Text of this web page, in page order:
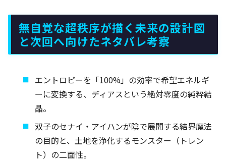
無自覚な超秩序が描く未来の設計図
と次回へ向けたネタバレ考察
エントロピーを「100%」の効率で希望エネルギ
ーに変換する、ディアスという絶対零度の純粋結
晶。
双子のセナイ・アイハンが陰で展開する結界魔法
の目的と、土地を浄化するモンスター（トレン
ト）の二面性。